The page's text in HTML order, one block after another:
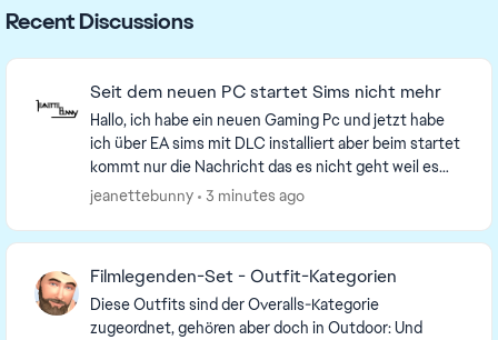
Recent Discussions
Seit dem neuen PC startet Sims nicht mehr
Hallo, ich habe ein neuen Gaming Pc und jetzt habe
ich über EA sims mit DLC installiert aber beim startet
kommt nur die Nachricht das es nicht geht weil es
defekt wäre. Ich habe alles deinstalliert ...
jeanettebunny 3 minutes ago
Filmlegenden-Set - Outfit-Kategorien
Diese Outfits sind der Overalls-Kategorie
zugeordnet, gehören aber doch in Outdoor: Und